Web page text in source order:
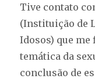
Tive contato
(Instituição de
Idosos) que
temática da
conclusão de